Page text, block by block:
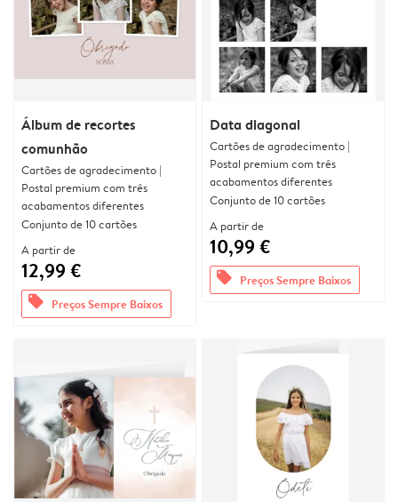
Álbum de recortes
comunhão
Cartões de agradecimento |
Postal premium com três
acabamentos diferentes
Conjunto de 10 cartões
A partir de
12,99 €
offers Preços Sempre Baixos
Data diagonal
Cartões de agradecimento |
Postal premium com três
acabamentos diferentes
Conjunto de 10 cartões
A partir de
10,99 €
offers Preços Sempre Baixos